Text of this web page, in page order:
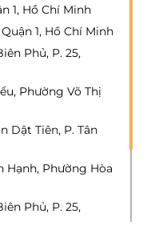
1, Hồ Chí Minh
1, Hồ Chí Minh
Phủ, P. 25,
Phường Võ Thị
Dật Tiên, P. Tân
Hạnh, Phường Hòa
Phủ, P. 25,